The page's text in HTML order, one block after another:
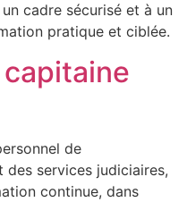
cadre sécurisé et à un
pratique et ciblée.
de
des services judiciaires,
continue, dans